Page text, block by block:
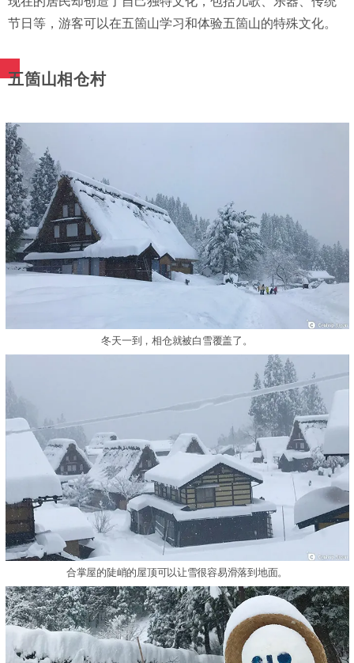
节日等，游客可以在五箇山学习和体验五箇山的特殊文化。
五箇山相仓村
冬天一到，相仓就被白雪覆盖了。
合掌屋的陡峭的屋顶可以让雪很容易滑落到地面。